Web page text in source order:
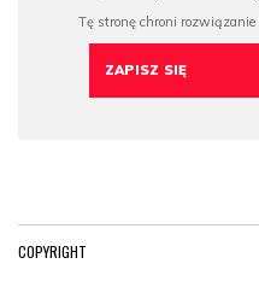
COPYRIGHT